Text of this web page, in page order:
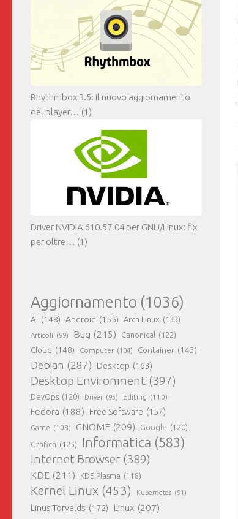
Rhythmbox 3.5: il nuovo aggiornamento
del player… (1)
Driver NVIDIA 610.57.04 per GNU/Linux: fix
per oltre… (1)
Aggiornamento (1036)
AI (148) Android (155) Arch Linux (133)
Articoli (99) Bug (215) Canonical (122)
Cloud (148) Computer (104) Container (143)
Debian (287) Desktop (163)
Desktop Environment (397)
DevOps (120) Driver (95) Editing (110)
Fedora (188) Free Software (157)
Game (108) GNOME (209) Google (120)
Grafica (125) Informatica (583)
Internet Browser (389)
KDE (211) KDE Plasma (118)
Kernel Linux (453) Kubernetes (91)
Linus Torvalds (172) Linux (207)